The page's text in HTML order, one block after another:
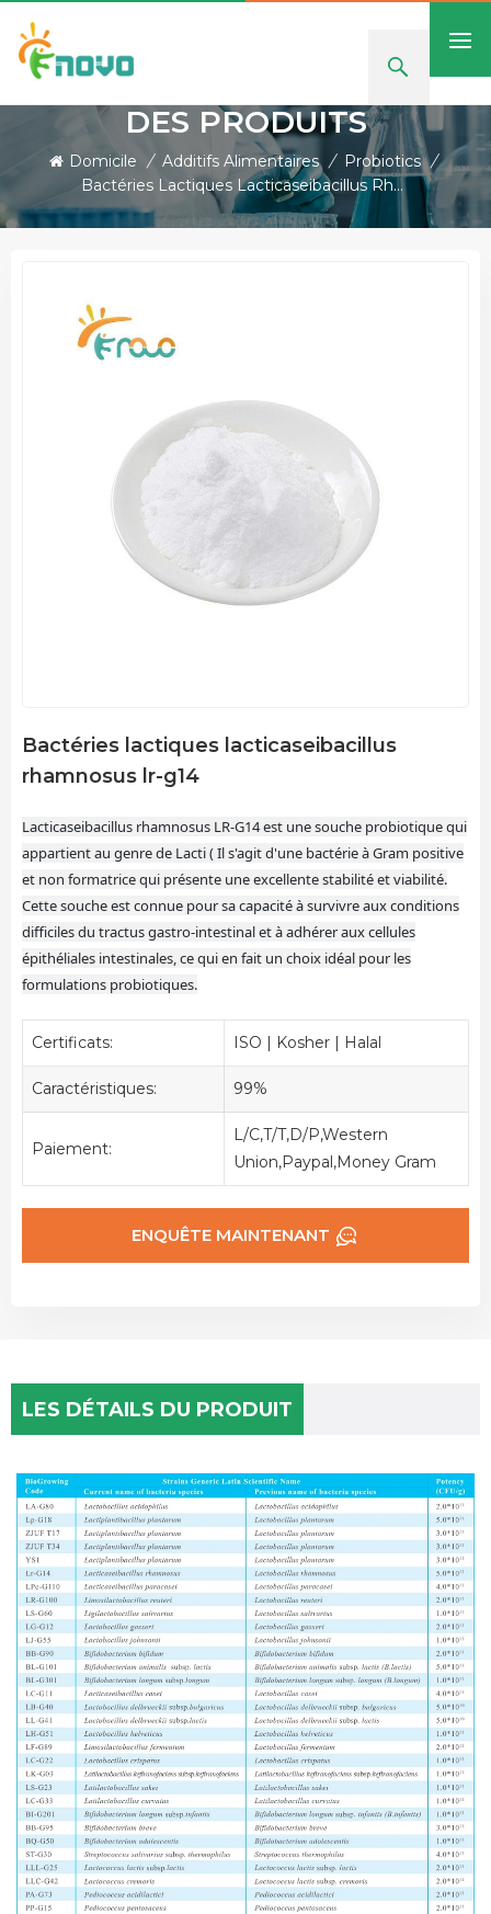
DES PRODUITS
Domicile / Additifs Alimentaires / Probiotics /
Bactéries Lactiques Lacticaseibacillus Rhamnosus Lr-G14
Bactéries lactiques lacticaseibacillus
rhamnosus lr-g14
Lacticaseibacillus rhamnosus LR-G14 est une souche probiotique qui
appartient au genre de Lacti ( Il s'agit d'une bactérie à Gram positive
et non formatrice qui présente une excellente stabilité et viabilité.
Cette souche est connue pour sa capacité à survivre aux conditions
difficiles du tractus gastro-intestinal et à adhérer aux cellules
épithéliales intestinales, ce qui en fait un choix idéal pour les
formulations probiotiques.
Certificats: ISO | Kosher | Halal
Caractéristiques: 99%
Paiement:
L/C,T/T,D/P,Western
Union,Paypal,Money Gram
ENQUÊTE MAINTENANT
LES DÉTAILS DU PRODUIT